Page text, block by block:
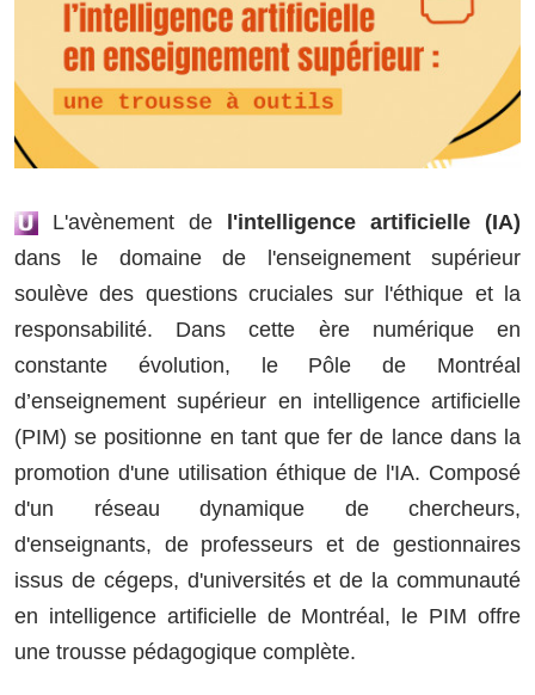
L'avènement de l'intelligence artificielle (IA)
dans le domaine de l'enseignement supérieur
soulève des questions cruciales sur l'éthique et la
responsabilité. Dans cette ère numérique en
constante évolution, le Pôle de Montréal
d’enseignement supérieur en intelligence artificielle
(PIM) se positionne en tant que fer de lance dans la
promotion d'une utilisation éthique de l'IA. Composé
d'un réseau dynamique de chercheurs,
d'enseignants, de professeurs et de gestionnaires
issus de cégeps, d'universités et de la communauté
en intelligence artificielle de Montréal, le PIM offre
une trousse pédagogique complète.